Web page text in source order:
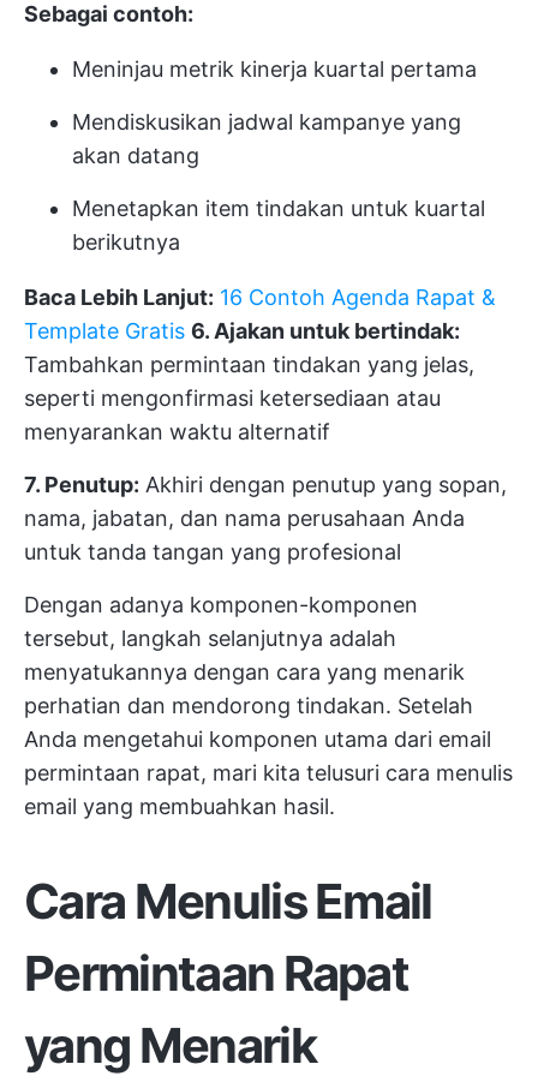
Sebagai contoh:
Meninjau metrik kinerja kuartal pertama
Mendiskusikan jadwal kampanye yang
akan datang
Menetapkan item tindakan untuk kuartal
berikutnya
Baca Lebih Lanjut: 16 Contoh Agenda Rapat &
Template Gratis 6. Ajakan untuk bertindak:
Tambahkan permintaan tindakan yang jelas,
seperti mengonfirmasi ketersediaan atau
menyarankan waktu alternatif
7. Penutup: Akhiri dengan penutup yang sopan,
nama, jabatan, dan nama perusahaan Anda
untuk tanda tangan yang profesional
Dengan adanya komponen-komponen
tersebut, langkah selanjutnya adalah
menyatukannya dengan cara yang menarik
perhatian dan mendorong tindakan. Setelah
Anda mengetahui komponen utama dari email
permintaan rapat, mari kita telusuri cara menulis
email yang membuahkan hasil.
Cara Menulis Email
Permintaan Rapat
yang Menarik